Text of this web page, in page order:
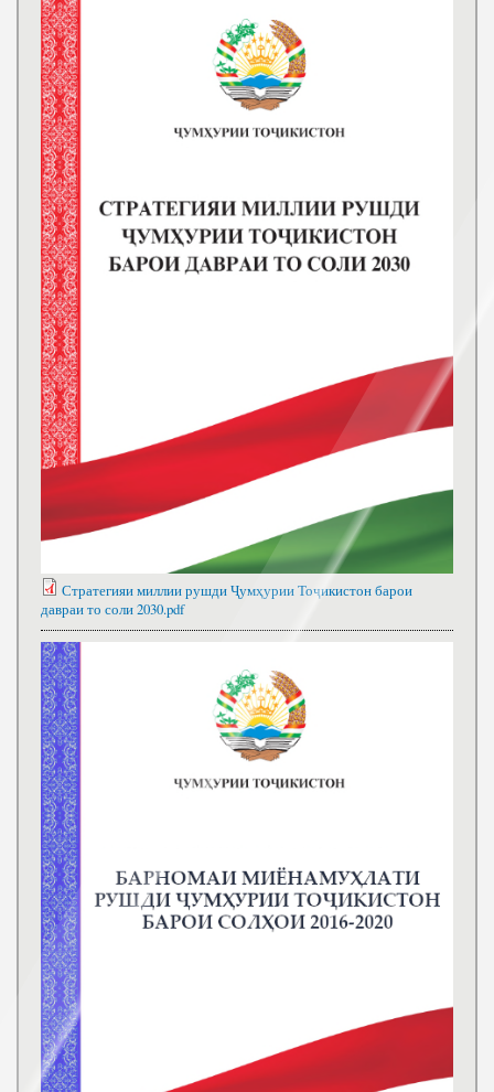
Стратегияи миллии рушди Ҷумҳурии Тоҷикистон барои
давраи то соли 2030.pdf